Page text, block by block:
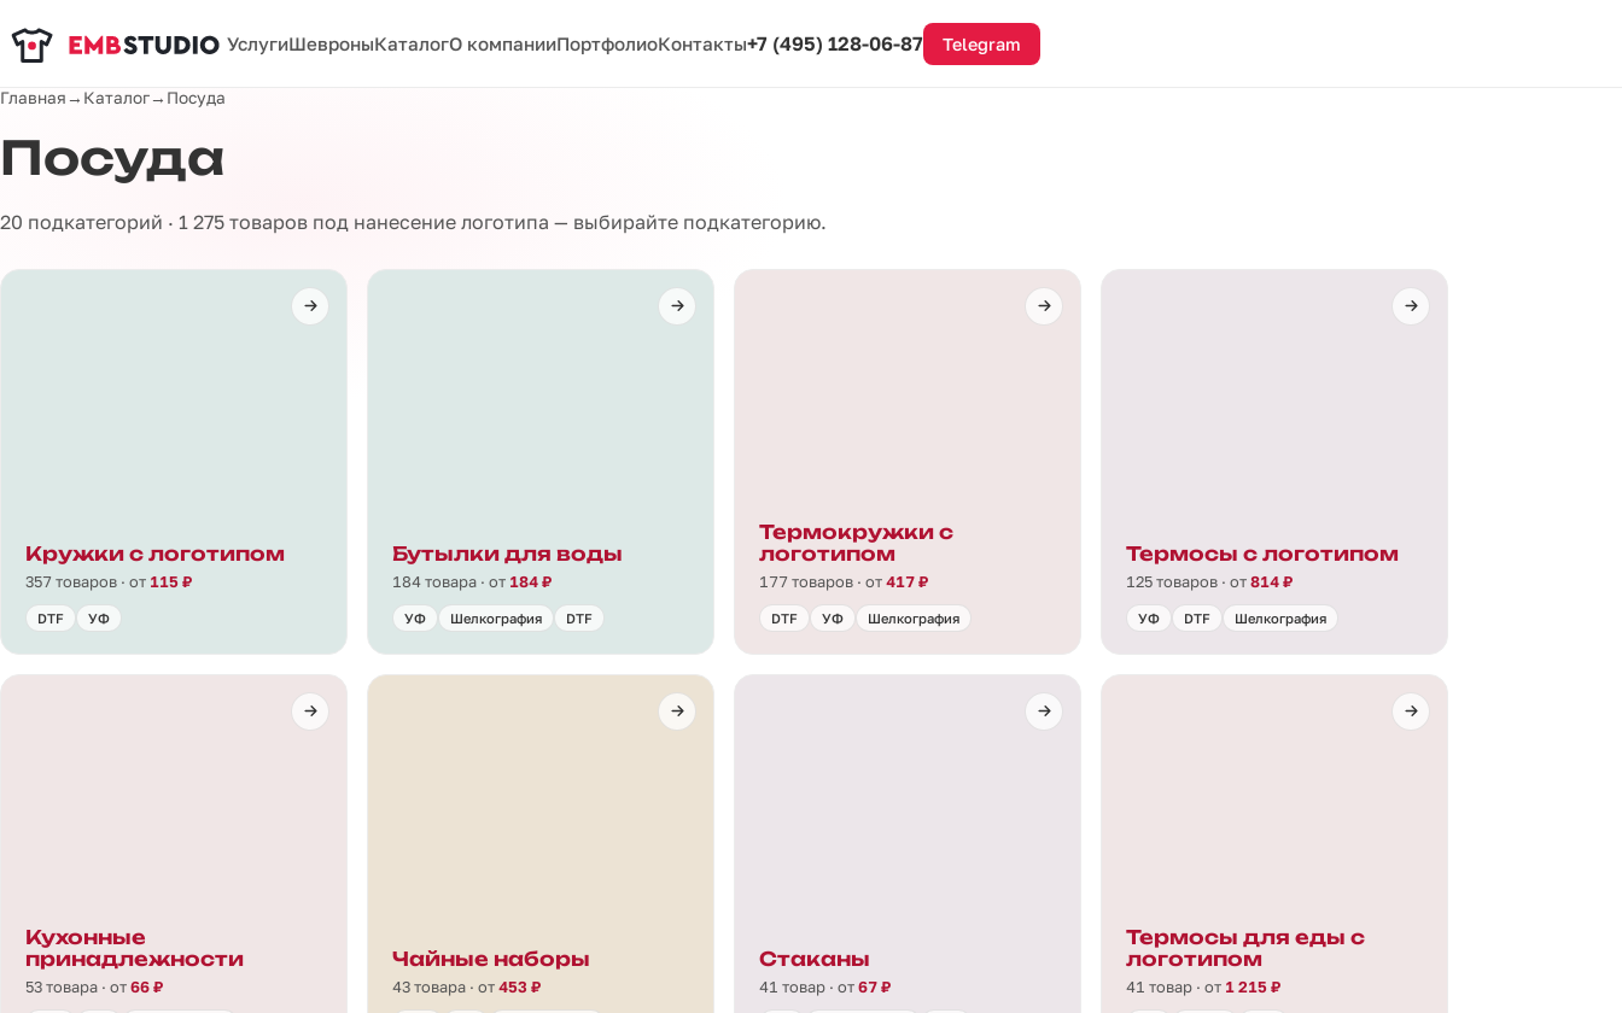
УслугиШевроныКаталогО компанииПортфолиоКонтакты+7 (495) 128-06-87 Telegram
Главная→ Каталог→ Посуда
Посуда
20 подкатегорий · 1 275 товаров под нанесение логотипа — выбирайте подкатегорию.
Кружки с логотипом
357 товаров · от 115 ₽
DTF УФ
Бутылки для воды
184 товара · от 184 ₽
УФ Шелкография DTF
Термокружки с
логотипом
177 товаров · от417 ₽
DTF УФ Шелкография
Термосы с логотипом
125 товаров · от814 ₽
УФ DTF Шелкография
Кухонные
принадлежности
53 товара · от66 ₽
Чайные наборы
43 товара · от453 ₽
Стаканы
41 товар · от67 ₽
Термосы для еды с
логотипом
41 товар · от 1 215 ₽